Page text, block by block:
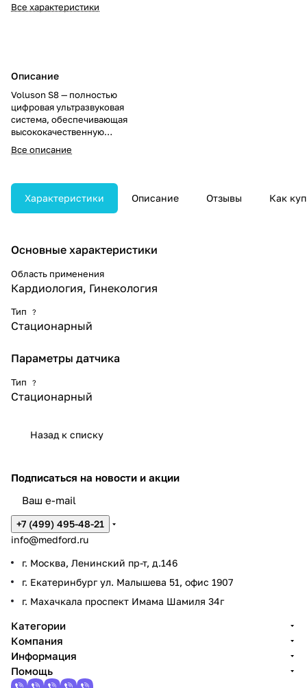
Все характеристики
Описание
Voluson S8 — полностью
цифровая ультразвуковая
система, обеспечивающая
высококачественную
визуализацию в 2D, 3D и 4D
режимах. Аппарат отличается
производительностью,
упрощённым управлением и
меньшим весом по сравнению с
гинекологических
исследований, включая раннюю
и детализированную оценку
состояния плода.
Все описание
Характеристики Описание Отзывы Как
Основные характеристики
Область применения
Кардиология, Гинекология
Тип ?
Стационарный
Параметры датчика
Тип ?
Стационарный
Назад к списку
Подписаться на новости и акции
+7 (499) 495-48-21
info@medford.ru
г. Москва, Ленинский пр-т, д.146
г. Екатеринбург ул. Малышева 51, офис 1907
г. Махачкала проспект Имама Шамиля 34г
Категории
Компания
Информация
Помощь